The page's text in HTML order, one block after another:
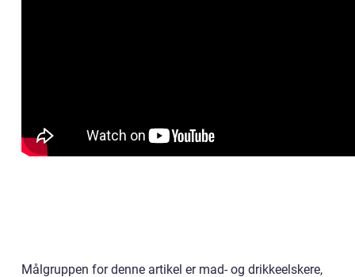
Målgruppen for denne artikel er mad- og drikkeelskere,